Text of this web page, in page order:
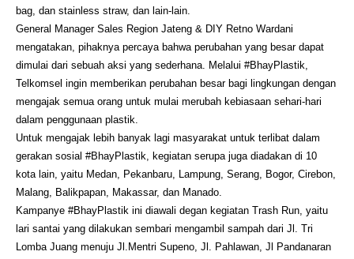
bag, dan stainless straw, dan lain-lain.
General Manager Sales Region Jateng & DIY Retno Wardani
mengatakan, pihaknya percaya bahwa perubahan yang besar dapat
dimulai dari sebuah aksi yang sederhana. Melalui #BhayPlastik,
Telkomsel ingin memberikan perubahan besar bagi lingkungan dengan
mengajak semua orang untuk mulai merubah kebiasaan sehari-hari
dalam penggunaan plastik.
Untuk mengajak lebih banyak lagi masyarakat untuk terlibat dalam
gerakan sosial #BhayPlastik, kegiatan serupa juga diadakan di 10
kota lain, yaitu Medan, Pekanbaru, Lampung, Serang, Bogor, Cirebon,
Malang, Balikpapan, Makassar, dan Manado.
Kampanye #BhayPlastik ini diawali degan kegiatan Trash Run, yaitu
lari santai yang dilakukan sembari mengambil sampah dari Jl. Tri
Lomba Juang menuju Jl.Mentri Supeno, Jl. Pahlawan, Jl Pandanaran